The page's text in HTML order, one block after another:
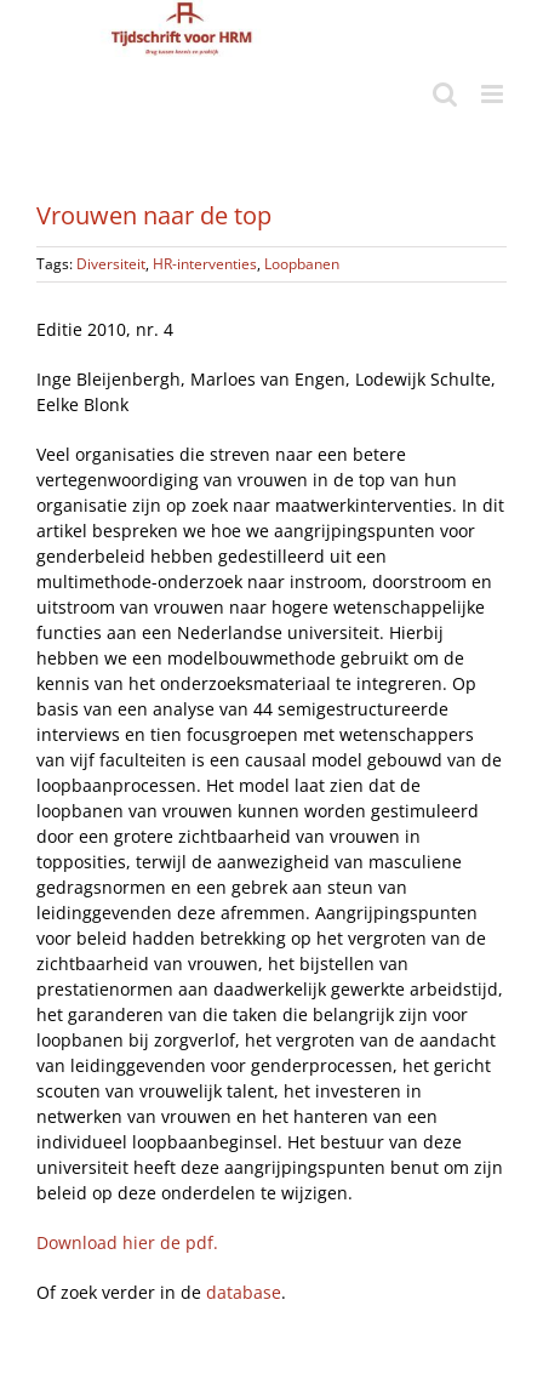
Vrouwen naar de top
Tags: Diversiteit, HR-interventies, Loopbanen
Editie 2010, nr. 4
Inge Bleijenbergh, Marloes van Engen, Lodewijk Schulte,
Eelke Blonk
Veel organisaties die streven naar een betere
vertegenwoordiging van vrouwen in de top van hun
organisatie zijn op zoek naar maatwerkinterventies. In dit
artikel bespreken we hoe we aangrijpingspunten voor
genderbeleid hebben gedestilleerd uit een
multimethode-onderzoek naar instroom, doorstroom en
uitstroom van vrouwen naar hogere wetenschappelijke
functies aan een Nederlandse universiteit. Hierbij
hebben we een modelbouwmethode gebruikt om de
kennis van het onderzoeksmateriaal te integreren. Op
basis van een analyse van 44 semigestructureerde
interviews en tien focusgroepen met wetenschappers
van vijf faculteiten is een causaal model gebouwd van de
loopbaanprocessen. Het model laat zien dat de
loopbanen van vrouwen kunnen worden gestimuleerd
door een grotere zichtbaarheid van vrouwen in
topposities, terwijl de aanwezigheid van masculiene
gedragsnormen en een gebrek aan steun van
leidinggevenden deze afremmen. Aangrijpingspunten
voor beleid hadden betrekking op het vergroten van de
zichtbaarheid van vrouwen, het bijstellen van
prestatienormen aan daadwerkelijk gewerkte arbeidstijd,
het garanderen van die taken die belangrijk zijn voor
loopbanen bij zorgverlof, het vergroten van de aandacht
van leidinggevenden voor genderprocessen, het gericht
scouten van vrouwelijk talent, het investeren in
netwerken van vrouwen en het hanteren van een
individueel loopbaanbeginsel. Het bestuur van deze
universiteit heeft deze aangrijpingspunten benut om zijn
beleid op deze onderdelen te wijzigen.
Download hier de pdf.
Of zoek verder in de database.